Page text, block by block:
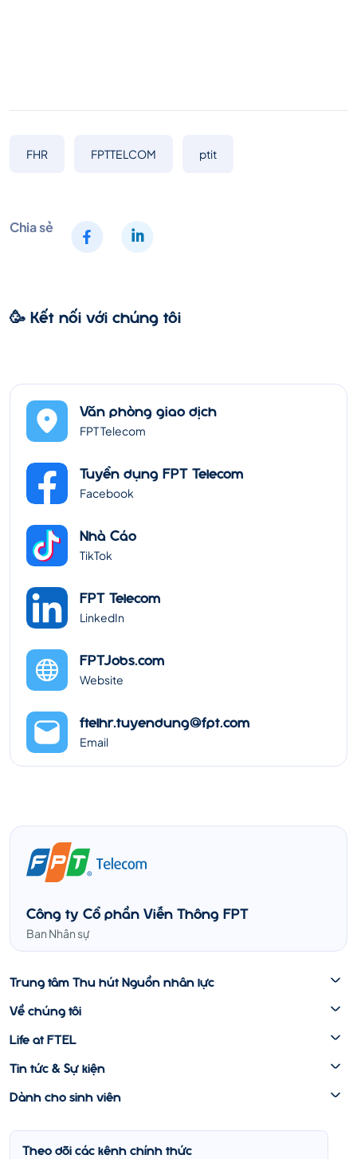
FHR FPTTELCOM ptit
Chia sẻ
🥳 Kết nối với chúng tôi
Văn phòng giao dịch
FPT Telecom
Tuyển dụng FPT Telecom
Facebook
Nhà Cáo
TikTok
FPT Telecom
LinkedIn
FPTJobs.com
Website
ftelhr.tuyendung@fpt.com
Email
Công ty Cổ phần Viễn Thông FPT
Ban Nhân sự
Trung tâm Thu hút Nguồn nhân lực
Về chúng tôi
Life at FTEL
Tin tức & Sự kiện
Dành cho sinh viên
Theo dõi các kênh chính thức